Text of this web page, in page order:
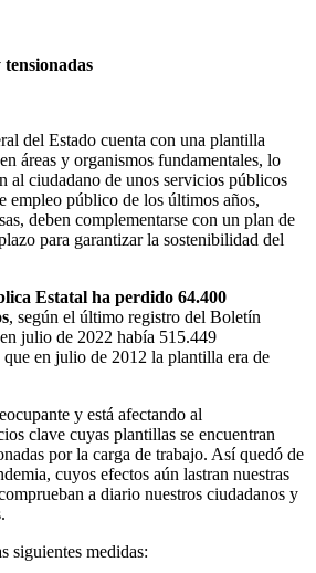
del Estado cuenta con una plantilla
áreas y organismos fundamentales, lo
al ciudadano de unos servicios públicos
empleo público de los últimos años,
deben complementarse con un plan de
para garantizar la sostenibilidad del
Estatal ha perdido 64.400
, según el último registro del Boletín
julio de 2022 había 515.449
que en julio de 2012 la plantilla era de
y está afectando al
clave cuyas plantillas se encuentran
por la carga de trabajo. Así quedó de
cuyos efectos aún lastran nuestras
a diario nuestros ciudadanos y
siguientes medidas: